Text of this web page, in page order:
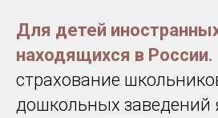
Для детей
находящихся в России.
страхование
дошкольных заведений